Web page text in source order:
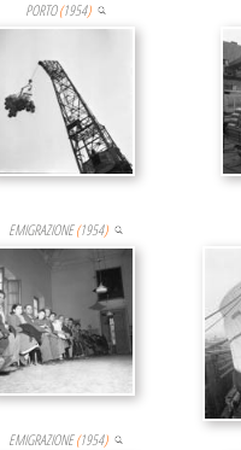
PORTO(1954)
EMIGRAZIONE(1954)
EMIGRAZIONE(1954)